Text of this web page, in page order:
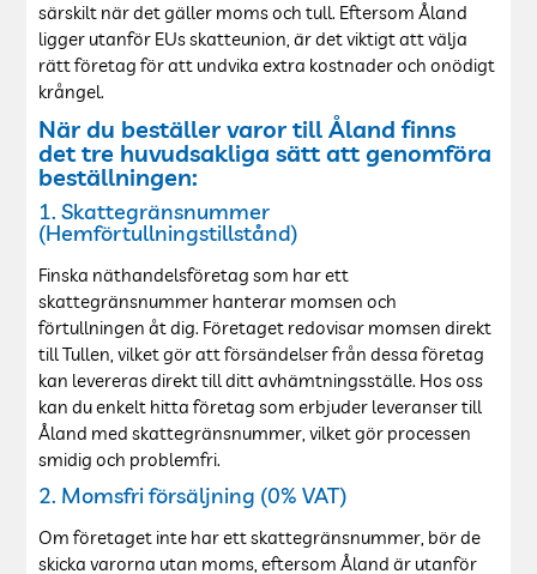
särskilt när det gäller moms och tull. Eftersom Åland
ligger utanför EUs skatteunion, är det viktigt att välja
rätt företag för att undvika extra kostnader och onödigt
krångel.
När du beställer varor till Åland finns
det tre huvudsakliga sätt att genomföra
beställningen:
1. Skattegränsnummer
(Hemförtullningstillstånd)
Finska näthandelsföretag som har ett
skattegränsnummer hanterar momsen och
förtullningen åt dig. Företaget redovisar momsen direkt
till Tullen, vilket gör att försändelser från dessa företag
kan levereras direkt till ditt avhämtningsställe. Hos oss
kan du enkelt hitta företag som erbjuder leveranser till
Åland med skattegränsnummer, vilket gör processen
smidig och problemfri.
2. Momsfri försäljning (0% VAT)
Om företaget inte har ett skattegränsnummer, bör de
skicka varorna utan moms, eftersom Åland är utanför